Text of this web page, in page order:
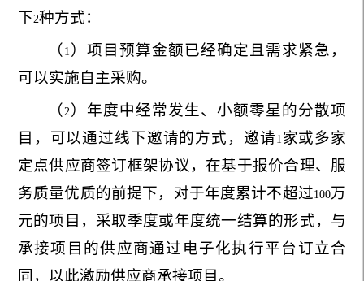
下2种方式：
（ 1 ）项目预算金额已经确定且需求紧急，
可以实施自主采购。
（2 ）年度中经常发生、小额零星的分散项
目，可以通过线下邀请的方式，邀请 1 家或多家
定点供应商签订框架协议，在基于报价合理、服
务质量优质的前提下，对于年度累计不超过100万
元的项目，采取季度或年度统一结算的形式，与
承接项目的供应商通过电子化执行平台订立合
同，以此激励供应商承接项目。